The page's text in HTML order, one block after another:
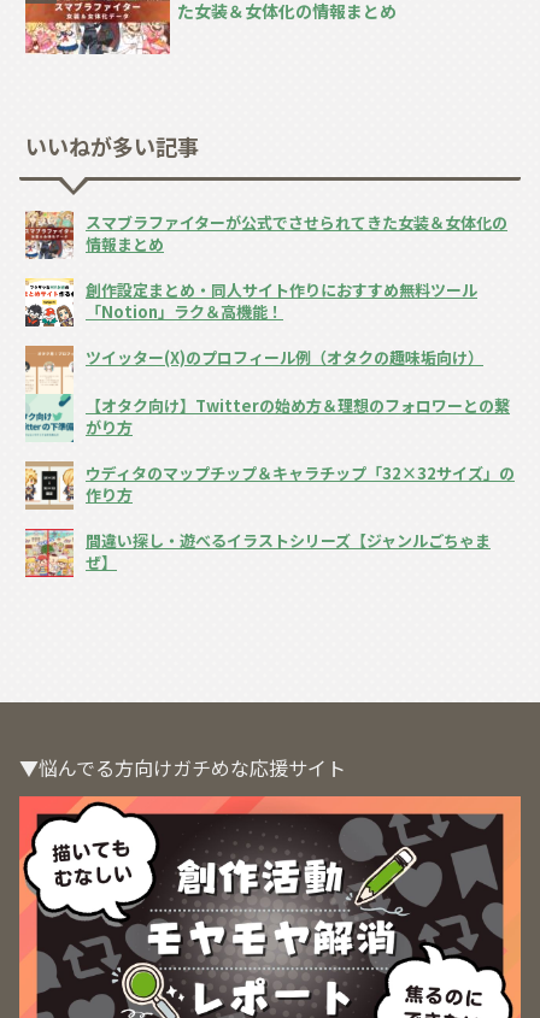
た女装＆女体化の情報まとめ
いいねが多い記事
スマブラファイターが公式でさせられてきた女装＆女体化の
情報まとめ
創作設定まとめ・同人サイト作りにおすすめ無料ツール
「Notion」ラク＆高機能！
ツイッター(X)のプロフィール例（オタクの趣味垢向け）
【オタク向け】Twitterの始め方＆理想のフォロワーとの繋
がり方
ウディタのマップチップ＆キャラチップ「32×32サイズ」の
作り方
間違い探し・遊べるイラストシリーズ【ジャンルごちゃま
ぜ】
▼悩んでる方向けガチめな応援サイト